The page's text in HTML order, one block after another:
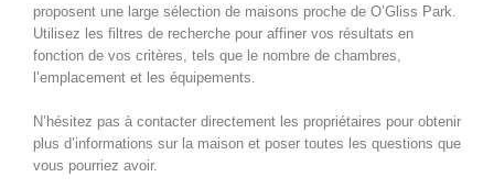
proposent une large sélection de maisons proche de O’Gliss Park.
Utilisez les filtres de recherche pour affiner vos résultats en
fonction de vos critères, tels que le nombre de chambres,
l’emplacement et les équipements.
N’hésitez pas à contacter directement les propriétaires pour obtenir
plus d’informations sur la maison et poser toutes les questions que
vous pourriez avoir.